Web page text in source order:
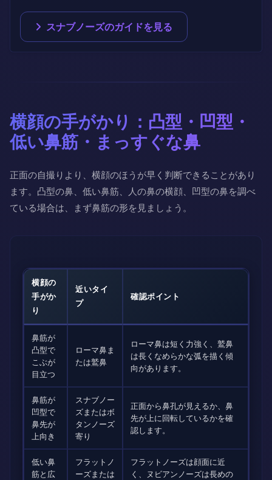
スナブノーズのガイドを見る
横顔の手がかり：凸型・凹型・
低い鼻筋・まっすぐな鼻
正面の自撮りより、横顔のほうが早く判断できることがあり
ます。凸型の鼻、低い鼻筋、人の鼻の横顔、凹型の鼻を調べ
ている場合は、まず鼻筋の形を見ましょう。
横顔の
手がか
り
近いタイ
プ
確認ポイント
鼻筋が
凸型で
こぶが
目立つ
ローマ鼻ま
たは鷲鼻
ローマ鼻は短く力強く、鷲鼻
は長くなめらかな弧を描く傾
向があります。
鼻筋が
凹型で
鼻先が
上向き
スナブノー
ズまたはボ
タンノーズ
寄り
正面から鼻孔が見えるか、鼻
先が上に回転しているかを確
認します。
低い鼻
筋と広
フラットノ
ーズまたは
フラットノーズは顔面に近
く、ヌビアンノーズは長めの